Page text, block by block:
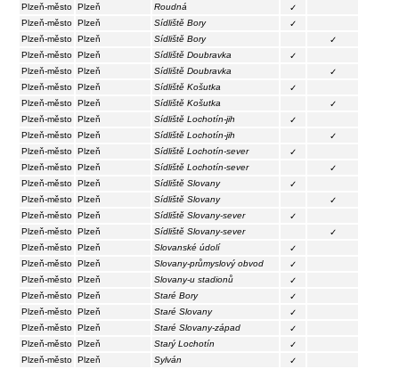
Plzeň-město Plzeň Roudná
✓
Plzeň-město Plzeň Sídliště Bory
✓
Plzeň-město Plzeň Sídliště Bory
✓
Plzeň-město Plzeň Sídliště Doubravka
✓
Plzeň-město Plzeň Sídliště Doubravka
✓
Plzeň-město Plzeň Sídliště Košutka
✓
Plzeň-město Plzeň Sídliště Košutka
✓
Plzeň-město Plzeň Sídliště Lochotín-jih
✓
Plzeň-město Plzeň Sídliště Lochotín-jih
✓
Plzeň-město Plzeň Sídliště Lochotín-sever
✓
Plzeň-město Plzeň Sídliště Lochotín-sever
✓
Plzeň-město Plzeň Sídliště Slovany
✓
Plzeň-město Plzeň Sídliště Slovany
✓
Plzeň-město Plzeň Sídliště Slovany-sever
✓
Plzeň-město Plzeň Sídliště Slovany-sever
✓
Plzeň-město Plzeň Slovanské údolí
✓
Plzeň-město Plzeň Slovany-průmyslový obvod
✓
Plzeň-město Plzeň Slovany-u stadionů
✓
Plzeň-město Plzeň Staré Bory
✓
Plzeň-město Plzeň Staré Slovany
✓
Plzeň-město Plzeň Staré Slovany-západ
✓
Plzeň-město Plzeň Starý Lochotín
✓
Plzeň-město Plzeň Sylván
✓